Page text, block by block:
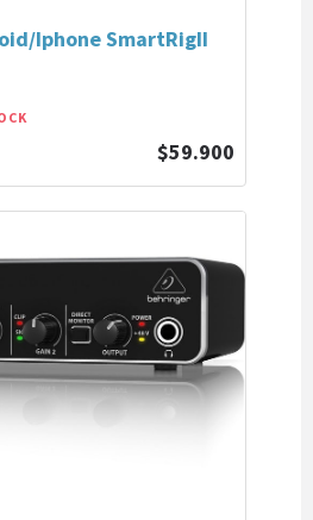
Iphone SmartRigII
$59.900